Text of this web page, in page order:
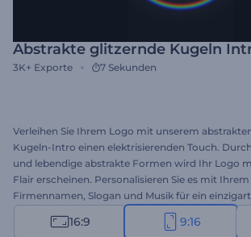
Abstrakte glitzernde Kugeln
3K+ Exporte 7 Sekunden
Verleihen Sie Ihrem Logo mit unserem
Kugeln-Intro einen elektrisierenden Touch.
und lebendige abstrakte Formen wird Ihr Logo
Flair erscheinen. Personalisieren Sie es mit
Firmennamen, Slogan und Musik für ein
professioneller Qualität. Perfekt für Tech-
Videospiele-Kanäle, Kreativschaffende und alle,
16:9 9:16